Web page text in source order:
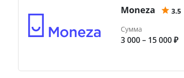
Moneza 3.5
Сумма
3 000 – 15 000 ₽